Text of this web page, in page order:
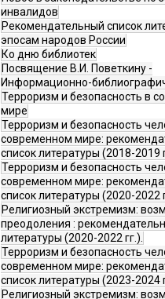
инвалидов
Рекомендательный список
эпосам народов России
Ко дню библиотек
Посвящение В.И. Поветкину -
Информационно-
Терроризм и безопасность в
мире
Терроризм и безопасность
современном мире:
список литературы (2018-2019
Терроризм и безопасность
современном мире:
список литературы (2020-2022
Религиозный экстремизм:
преодоления :
литературы (2020-2022 гг.).
Терроризм и безопасность
современном мире:
список литературы (2023-2024
Религиозный экстремизм: